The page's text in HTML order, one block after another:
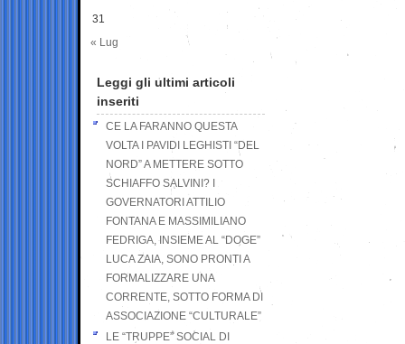
31
« Lug
Leggi gli ultimi articoli
inseriti
CE LA FARANNO QUESTA
VOLTA I PAVIDI LEGHISTI “DEL
NORD” A METTERE SOTTO
SCHIAFFO SALVINI? I
GOVERNATORI ATTILIO
FONTANA E MASSIMILIANO
FEDRIGA, INSIEME AL “DOGE”
LUCA ZAIA, SONO PRONTI A
FORMALIZZARE UNA
CORRENTE, SOTTO FORMA DI
ASSOCIAZIONE “CULTURALE”
LE “TRUPPE” SOCIAL DI